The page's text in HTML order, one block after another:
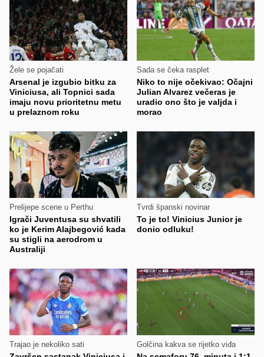
Žele se pojačati
Arsenal je izgubio bitku za
Viniciusa, ali Topnici sada
imaju novu prioritetnu metu
u prelaznom roku
Sada se čeka rasplet
Niko to nije očekivao: Očajni
Julian Alvarez večeras je
uradio ono što je valjda i
morao
Prelijepe scene u Perthu
Igrači Juventusa su shvatili
ko je Kerim Alajbegović kada
su stigli na aerodrom u
Australiji
Tvrdi španski novinar
To je to! Vinicius Junior je
donio odluku!
Trajao je nekoliko sati Golčina kakva se rijetko viđa